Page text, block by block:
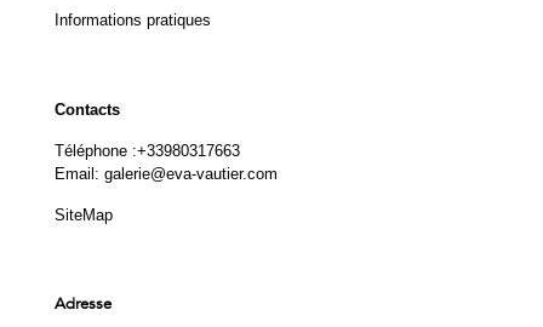
Informations pratiques
Contacts
Téléphone :+33980317663
Email: galerie@eva-vautier.com
SiteMap
Adresse